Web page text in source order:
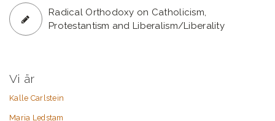
Radical Orthodoxy on Catholicism,
Protestantism and Liberalism/Liberality
Vi är
Kalle Carlstein
Maria Ledstam